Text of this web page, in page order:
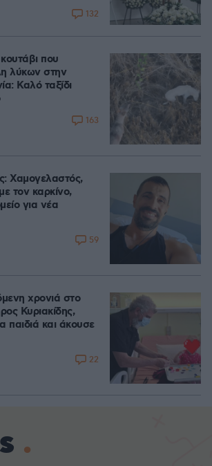
132
που
λύκων στην
Καλό ταξίδι
163
Χαμογελαστός,
τον καρκίνο,
για νέα
59
χρονιά στο
Κυριακίδης,
παιδιά και άκουσε
22